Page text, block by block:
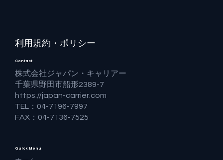
Quick Menu
Contact
株式会社ジャパン・キャリアー
千葉県野田市船形2389-7
https://japan-carrier.com
TEL：04-7196-7997
FAX：04-7136-7525
利用規約・ポリシー